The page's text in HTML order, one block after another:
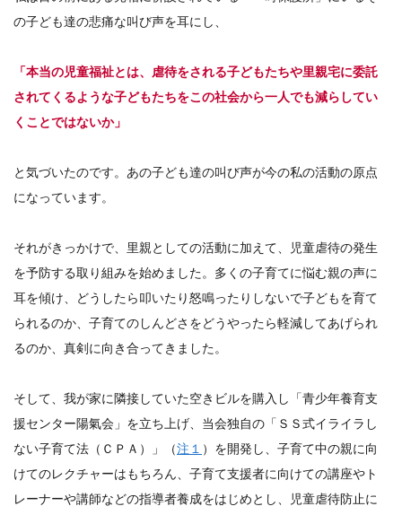
の子ども達の悲痛な叫び声を耳にし、
「本当の児童福祉とは、虐待をされる子どもたちや里親宅に委託
されてくるような子どもたちをこの社会から一人でも減らしてい
くことではないか」
と気づいたのです。あの子ども達の叫び声が今の私の活動の原点
になっています。
それがきっかけで、里親としての活動に加えて、児童虐待の発生
を予防する取り組みを始めました。多くの子育てに悩む親の声に
耳を傾け、どうしたら叩いたり怒鳴ったりしないで子どもを育て
られるのか、子育てのしんどさをどうやったら軽減してあげられ
るのか、真剣に向き合ってきました。
そして、我が家に隣接していた空きビルを購入し「青少年養育支
援センター陽氣会」を立ち上げ、当会独自の「ＳＳ式イライラし
ない子育て法（ＣＰＡ）」（注１ ）を開発し、子育て中の親に向
けてのレクチャーはもちろん、子育て支援者に向けての講座やト
レーナーや講師などの指導者養成をはじめとし、児童虐待防止に